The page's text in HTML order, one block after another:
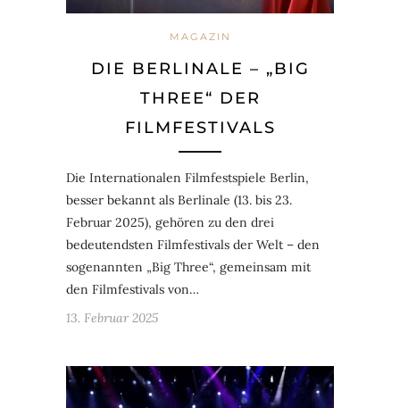
MAGAZIN
DIE BERLINALE – „BIG
THREE“ DER
FILMFESTIVALS
Die Internationalen Filmfestspiele Berlin,
besser bekannt als Berlinale (13. bis 23.
Februar 2025), gehören zu den drei
bedeutendsten Filmfestivals der Welt – den
sogenannten „Big Three“, gemeinsam mit
den Filmfestivals von…
13. Februar 2025